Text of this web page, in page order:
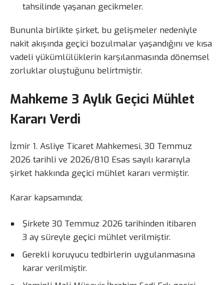
tahsilinde yaşanan gecikmeler.
Bununla birlikte şirket, bu gelişmeler nedeniyle
nakit akışında geçici bozulmalar yaşandığını ve kısa
vadeli yükümlülüklerin karşılanmasında dönemsel
zorluklar oluştuğunu belirtmiştir.
Mahkeme 3 Aylık Geçici Mühlet
Kararı Verdi
İzmir 1. Asliye Ticaret Mahkemesi, 30 Temmuz
2026 tarihli ve 2026/810 Esas sayılı kararıyla
şirket hakkında geçici mühlet kararı vermiştir.
Karar kapsamında;
Şirkete 30 Temmuz 2026 tarihinden itibaren
3 ay süreyle geçici mühlet verilmiştir.
Gerekli koruyucu tedbirlerin uygulanmasına
karar verilmiştir.